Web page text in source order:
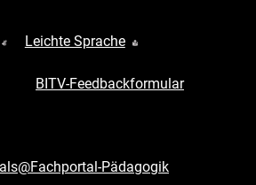
Leichte Sprache
BITV-Feedbackformular
Pädagogik